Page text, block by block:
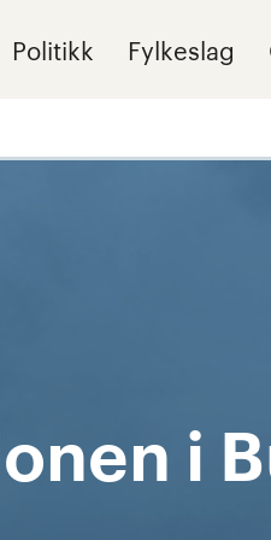
Politikk Fylkeslag
i